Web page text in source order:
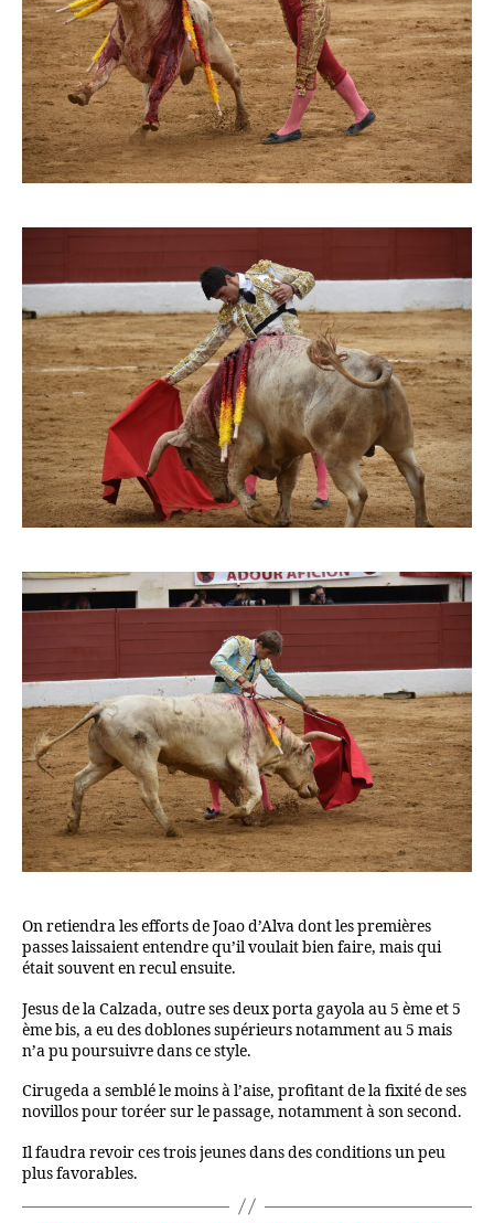
On retiendra les efforts de Joao d’Alva dont les premières
passes laissaient entendre qu’il voulait bien faire, mais qui
était souvent en recul ensuite.
Jesus de la Calzada, outre ses deux porta gayola au 5 ème et 5
ème bis, a eu des doblones supérieurs notamment au 5 mais
n’a pu poursuivre dans ce style.
Cirugeda a semblé le moins à l’aise, profitant de la fixité de ses
novillos pour toréer sur le passage, notamment à son second.
Il faudra revoir ces trois jeunes dans des conditions un peu
plus favorables.